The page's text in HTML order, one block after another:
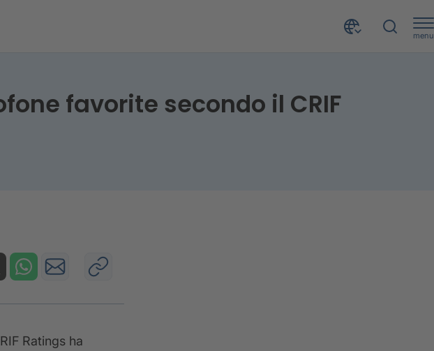
menu
favorite secondo il CRIF
Ratings ha